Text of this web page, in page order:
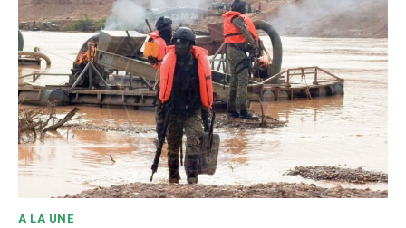
A LA UNE